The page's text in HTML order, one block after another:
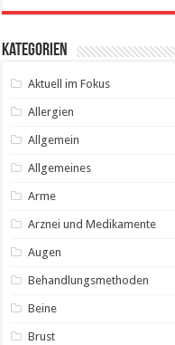
Kategorien
Aktuell im Fokus
Allergien
Allgemein
Allgemeines
Arme
Arznei und Medikamente
Augen
Behandlungsmethoden
Beine
Brust